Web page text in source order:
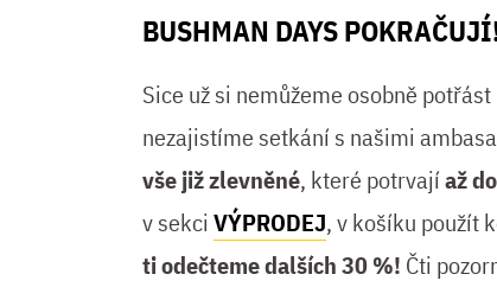
BUSHMAN DAYS
Sice už si nemůžeme osobně
nezajistíme setkání s našimi
vše již zlevněné, které potrvajíaž
v sekci VÝPRODEJ, v košíku použít
ti odečteme dalších 30 %! Čti